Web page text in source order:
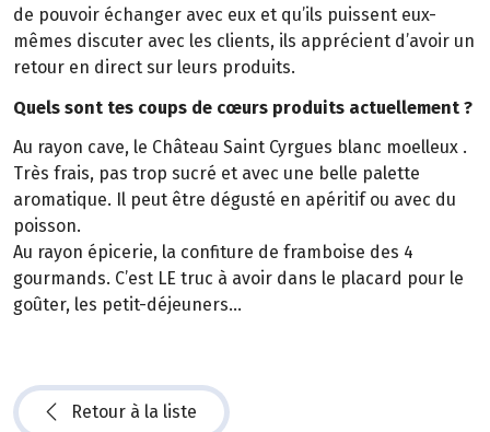
de pouvoir échanger avec eux et qu’ils puissent eux-
mêmes discuter avec les clients, ils apprécient d’avoir un
retour en direct sur leurs produits.
Quels sont tes coups de cœurs produits actuellement ?
Au rayon cave, le Château Saint Cyrgues blanc moelleux .
Très frais, pas trop sucré et avec une belle palette
aromatique. Il peut être dégusté en apéritif ou avec du
poisson.
Au rayon épicerie, la confiture de framboise des 4
gourmands. C’est LE truc à avoir dans le placard pour le
goûter, les petit-déjeuners...
Retour à la liste